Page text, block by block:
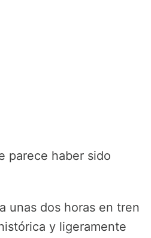
parece haber sido
unas dos horas en tren
y ligeramente